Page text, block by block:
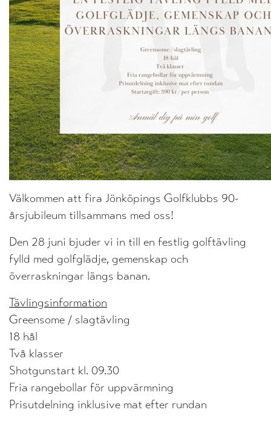
Välkommen att fira Jönköpings Golfklubbs 90-
årsjubileum tillsammans med oss!
Den 28 juni bjuder vi in till en festlig golftävling
fylld med golfglädje, gemenskap och
överraskningar längs banan.
Tävlingsinformation
Greensome / slagtävling
18 hål
Två klasser
Shotgunstart kl. 09.30
​Fria rangebollar för uppvärmning
​Prisutdelning inklusive mat efter rundan